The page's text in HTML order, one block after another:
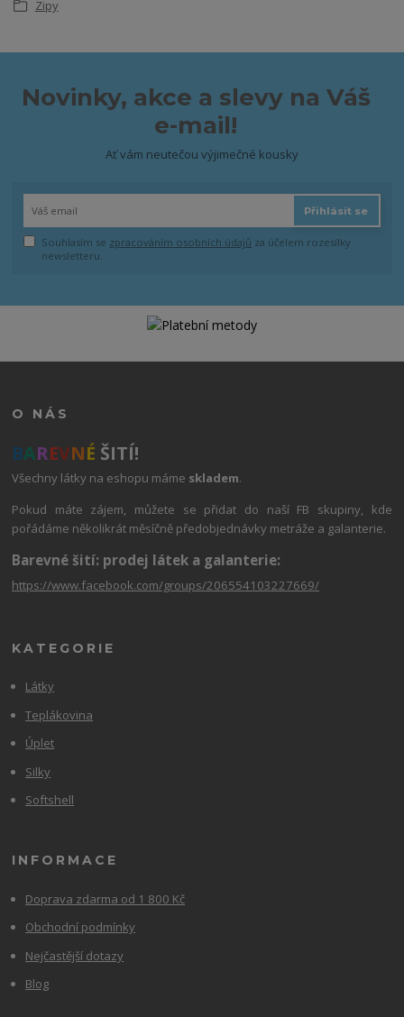
Zipy
Novinky, akce a slevy na Váš
e-mail!
Ať vám neutečou výjimečné kousky
Přihlásit se
Souhlasím se zpracováním osobních údajů za účelem rozesílky
newsletteru.
O NÁS
BAREVNÉ ŠITÍ!
Všechny látky na eshopu máme skladem.
Pokud máte zájem, můžete se přidat do naší FB skupiny, kde
pořádáme několikrát měsíčně předobjednávky metráže a galanterie.
Barevné šití: prodej látek a galanterie:
https://www.facebook.com/groups/206554103227669/
KATEGORIE
Látky
Teplákovina
Úplet
Silky
Softshell
INFORMACE
Doprava zdarma od 1 800 Kč
Obchodní podmínky
Nejčastější dotazy
Blog